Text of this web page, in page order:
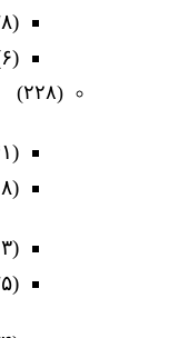
(۲۸)
(۶)
(۲۲۸)
(۴۱)
(۱۸)
(۱۳)
(۲۵)